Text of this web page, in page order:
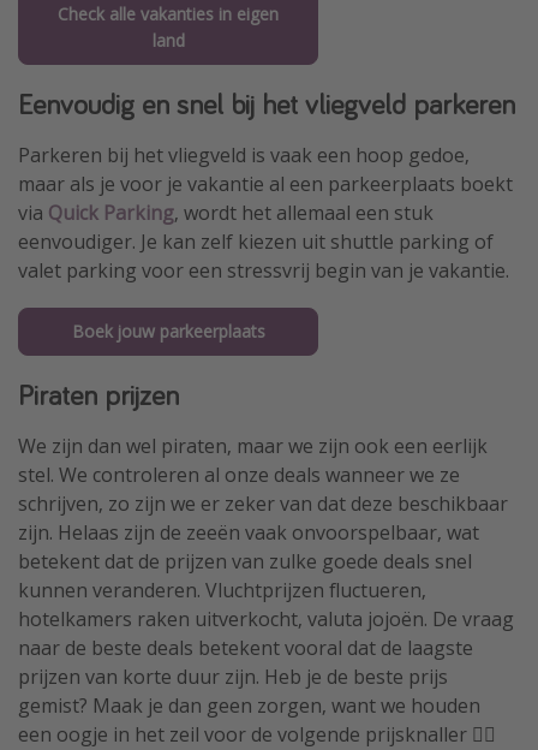
Check alle vakanties in eigen
land
Eenvoudig en snel bij het vliegveld parkeren
Parkeren bij het vliegveld is vaak een hoop gedoe,
maar als je voor je vakantie al een parkeerplaats boekt
via Quick Parking, wordt het allemaal een stuk
eenvoudiger. Je kan zelf kiezen uit shuttle parking of
valet parking voor een stressvrij begin van je vakantie.
Boek jouw parkeerplaats
Piraten prijzen
We zijn dan wel piraten, maar we zijn ook een eerlijk
stel. We controleren al onze deals wanneer we ze
schrijven, zo zijn we er zeker van dat deze beschikbaar
zijn. Helaas zijn de zeeën vaak onvoorspelbaar, wat
betekent dat de prijzen van zulke goede deals snel
kunnen veranderen. Vluchtprijzen fluctueren,
hotelkamers raken uitverkocht, valuta jojoën. De vraag
naar de beste deals betekent vooral dat de laagste
prijzen van korte duur zijn. Heb je de beste prijs
gemist? Maak je dan geen zorgen, want we houden
een oogje in het zeil voor de volgende prijsknaller 🏴‍☠️